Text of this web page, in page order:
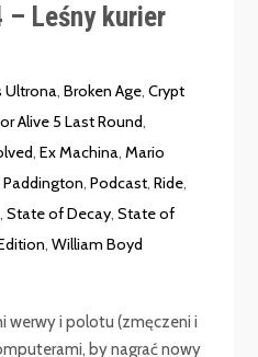
– Leśny kurier
Ultrona,Broken Age,Crypt
Alive 5 Last Round,
,Ex Machina,Mario
Paddington,Podcast,Ride,
,State of Decay,State of
,William Boyd
werwy i polotu (zmęczeni i
by nagrać nowy